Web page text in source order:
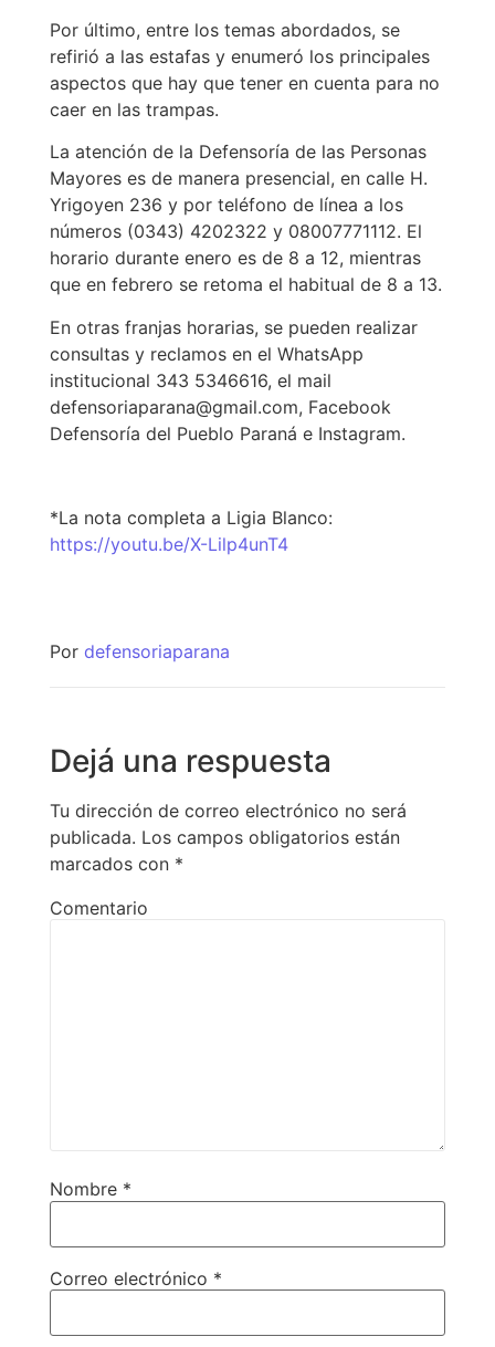
Por último, entre los temas abordados, se
refirió a las estafas y enumeró los principales
aspectos que hay que tener en cuenta para no
caer en las trampas.
La atención de la Defensoría de las Personas
Mayores es de manera presencial, en calle H.
Yrigoyen 236 y por teléfono de línea a los
números (0343) 4202322 y 08007771112. El
horario durante enero es de 8 a 12, mientras
que en febrero se retoma el habitual de 8 a 13.
En otras franjas horarias, se pueden realizar
consultas y reclamos en el WhatsApp
institucional 343 5346616, el mail
defensoriaparana@gmail.com, Facebook
Defensoría del Pueblo Paraná e Instagram.
*La nota completa a Ligia Blanco:
https://youtu.be/X-Lilp4unT4
Por defensoriaparana
Dejá una respuesta
Tu dirección de correo electrónico no será
publicada. Los campos obligatorios están
marcados con *
Comentario
Nombre *
Correo electrónico *